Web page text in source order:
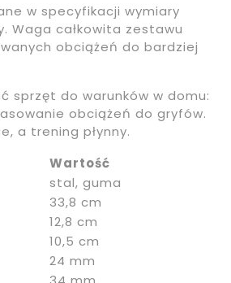
w specyfikacji wymiary
Waga całkowita zestawu
obciążeń do bardziej
sprzęt do warunków w domu:
obciążeń do gryfów.
a trening płynny.
Wartość
stal, guma
33,8 cm
12,8 cm
10,5 cm
24 mm